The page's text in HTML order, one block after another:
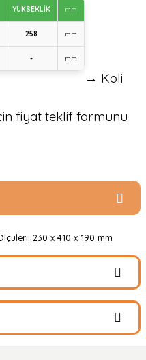
YÜKSEKLİK mm
258 mm
- mm
→ Koli
fiyat teklif formunu
230 x 410 x 190 mm
siz yapın!